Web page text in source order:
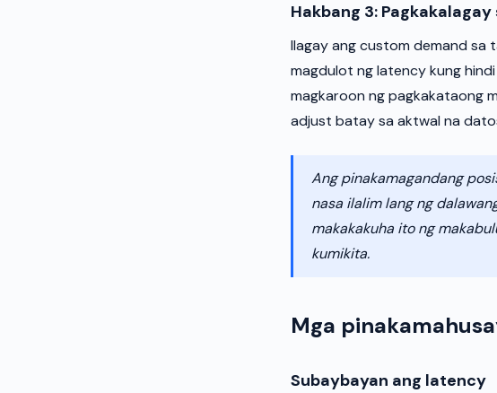
Hakbang 3:
Ilagay ang custom demand sa
magdulot ng latency kung
magkaroon ng pagkakataong
adjust batay sa aktwal na
Ang pinakamagandang
nasa ilalim lang ng
makakakuha ito ng
kumikita.
Mga
Subaybayan ang latency